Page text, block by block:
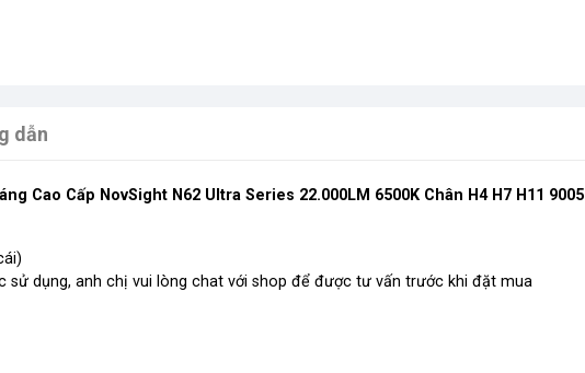
dẫn
Cao Cấp NovSight N62 Ultra Series 22.000LM 6500K Chân H4 H7 H11 9005
sử dụng, anh chị vui lòng chat với shop để được tư vấn trước khi đặt mua